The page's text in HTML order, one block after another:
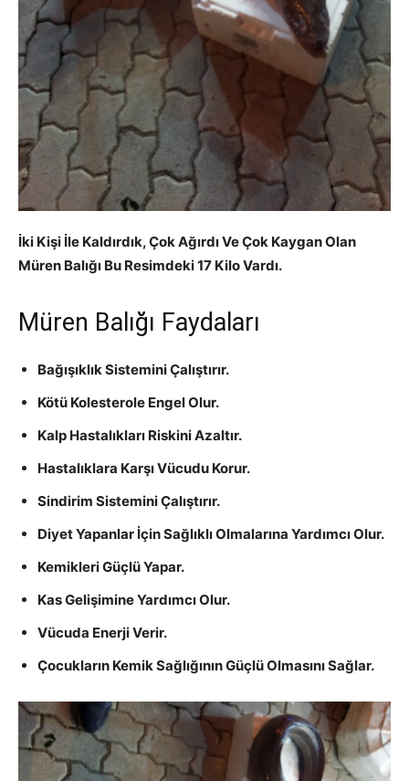
İki Kişi İle Kaldırdık, Çok Ağırdı Ve Çok Kaygan Olan
Müren Balığı Bu Resimdeki 17 Kilo Vardı.
Müren Balığı Faydaları
Bağışıklık Sistemini Çalıştırır.
Kötü Kolesterole Engel Olur.
Kalp Hastalıkları Riskini Azaltır.
Hastalıklara Karşı Vücudu Korur.
Sindirim Sistemini Çalıştırır.
Diyet Yapanlar İçin Sağlıklı Olmalarına Yardımcı Olur.
Kemikleri Güçlü Yapar.
Kas Gelişimine Yardımcı Olur.
Vücuda Enerji Verir.
Çocukların Kemik Sağlığının Güçlü Olmasını Sağlar.